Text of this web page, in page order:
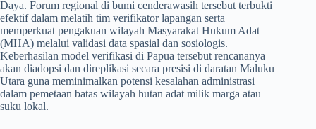
Daya. Forum regional di bumi cenderawasih tersebut terbukti
efektif dalam melatih tim verifikator lapangan serta
memperkuat pengakuan wilayah Masyarakat Hukum Adat
(MHA) melalui validasi data spasial dan sosiologis.
Keberhasilan model verifikasi di Papua tersebut rencananya
akan diadopsi dan direplikasi secara presisi di daratan Maluku
Utara guna meminimalkan potensi kesalahan administrasi
dalam pemetaan batas wilayah hutan adat milik marga atau
suku lokal.